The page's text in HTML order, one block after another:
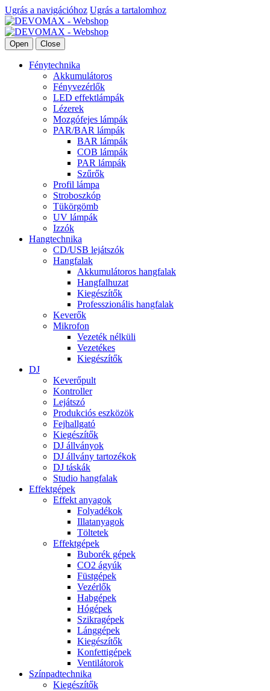
Ugrás a navigációhoz Ugrás a tartalomhoz
Open Close
Fénytechnika
Akkumulátoros
Fényvezérlők
LED effektlámpák
Lézerek
Mozgófejes lámpák
PAR/BAR lámpák
BAR lámpák
COB lámpák
PAR lámpák
Szűrők
Profil lámpa
Stroboszkóp
Tükörgömb
UV lámpák
Izzók
Hangtechnika
CD/USB lejátszók
Hangfalak
Akkumulátoros hangfalak
Hangfalhuzat
Kiegészítők
Professzionális hangfalak
Keverők
Mikrofon
Vezeték nélküli
Vezetékes
Kiegészítők
DJ
Keverőpult
Kontroller
Lejátszó
Produkciós eszközök
Fejhallgató
Kiegészítők
DJ állványok
DJ állvány tartozékok
DJ táskák
Studio hangfalak
Effektgépek
Effekt anyagok
Folyadékok
Illatanyagok
Töltetek
Effektgépek
Buborék gépek
CO2 ágyúk
Füstgépek
Vezérlők
Habgépek
Hógépek
Szikragépek
Lánggépek
Kiegészítők
Konfettigépek
Ventilátorok
Színpadtechnika
Kiegészítők